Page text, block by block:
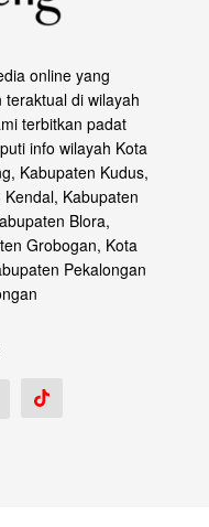
online yang
di wilayah
terbitkan padat
info wilayah Kota
Kabupaten Kudus,
Kabupaten
Blora,
Grobogan, Kota
Pekalongan